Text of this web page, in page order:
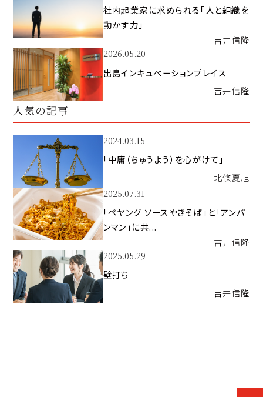
社内起業家に求められる「人と組織を
動かす力」
吉井信隆
2026.05.20
出島インキュベーションプレイス
吉井信隆
人気の記事
2024.03.15
「中庸（ちゅうよう）を心がけて」
北條夏旭
2025.07.31
「ペヤング ソースやきそば」と「アンパ
ンマン」に共...
吉井信隆
2025.05.29
壁打ち
吉井信隆